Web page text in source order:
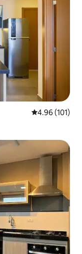
औसत रेटिंग 5 में से
4.96 (101)